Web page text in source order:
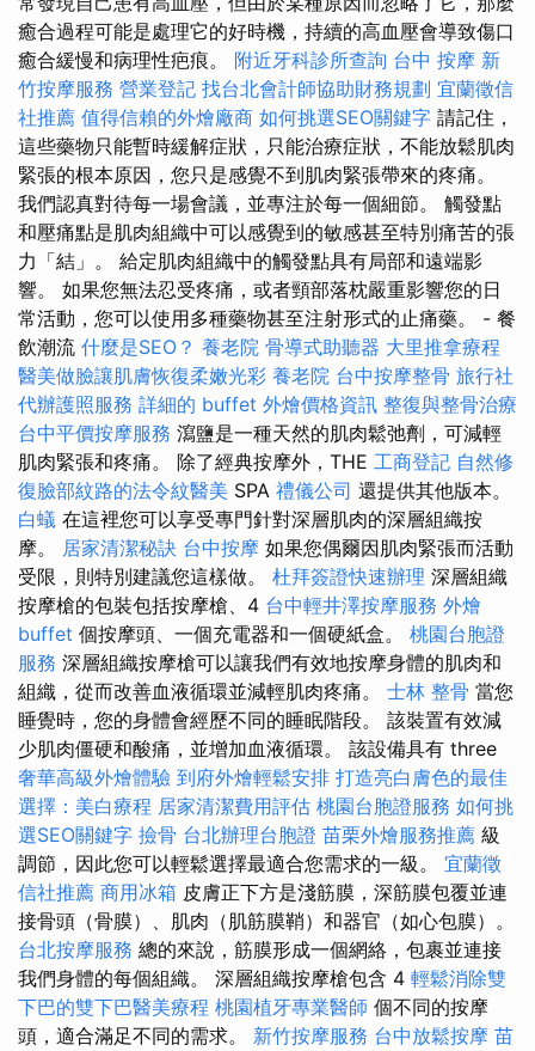
癒合過程可能是處理它的好時機，持續的高血壓會導致傷口
癒合緩慢和病理性疤痕。 附近牙科診所查詢 台中 按摩 新
竹按摩服務 營業登記 找台北會計師協助財務規劃 宜蘭徵信
社推薦 值得信賴的外燴廠商 如何挑選SEO關鍵字 請記住，
這些藥物只能暫時緩解症狀，只能治療症狀，不能放鬆肌肉
緊張的根本原因，您只是感覺不到肌肉緊張帶來的疼痛。
我們認真對待每一場會議，並專注於每一個細節。 觸發點
和壓痛點是肌肉組織中可以感覺到的敏感甚至特別痛苦的張
力「結」。 給定肌肉組織中的觸發點具有局部和遠端影
響。 如果您無法忍受疼痛，或者頸部落枕嚴重影響您的日
常活動，您可以使用多種藥物甚至注射形式的止痛藥。 - 餐
飲潮流 什麼是SEO？ 養老院 骨導式助聽器 大里推拿療程
醫美做臉讓肌膚恢復柔嫩光彩 養老院 台中按摩整骨 旅行社
代辦護照服務 詳細的 buffet 外燴價格資訊 整復與整骨治療
台中平價按摩服務 瀉鹽是一種天然的肌肉鬆弛劑，可減輕
肌肉緊張和疼痛。 除了經典按摩外，THE 工商登記 自然修
復臉部紋路的法令紋醫美 SPA 禮儀公司 還提供其他版本。
白蟻 在這裡您可以享受專門針對深層肌肉的深層組織按
摩。 居家清潔秘訣 台中按摩 如果您偶爾因肌肉緊張而活動
受限，則特別建議您這樣做。 杜拜簽證快速辦理 深層組織
按摩槍的包裝包括按摩槍、4 台中輕井澤按摩服務 外燴
buffet 個按摩頭、一個充電器和一個硬紙盒。 桃園台胞證
服務 深層組織按摩槍可以讓我們有效地按摩身體的肌肉和
組織，從而改善血液循環並減輕肌肉疼痛。 士林 整骨 當您
睡覺時，您的身體會經歷不同的睡眠階段。 該裝置有效減
少肌肉僵硬和酸痛，並增加血液循環。 該設備具有 three
奢華高級外燴體驗 到府外燴輕鬆安排 打造亮白膚色的最佳
選擇：美白療程 居家清潔費用評估 桃園台胞證服務 如何挑
選SEO關鍵字 撿骨 台北辦理台胞證 苗栗外燴服務推薦 級
調節，因此您可以輕鬆選擇最適合您需求的一級。 宜蘭徵
信社推薦 商用冰箱 皮膚正下方是淺筋膜，深筋膜包覆並連
接骨頭（骨膜）、肌肉（肌筋膜鞘）和器官（如心包膜）。
台北按摩服務 總的來說，筋膜形成一個網絡，包裹並連接
我們身體的每個組織。 深層組織按摩槍包含 4 輕鬆消除雙
下巴的雙下巴醫美療程 桃園植牙專業醫師 個不同的按摩
頭，適合滿足不同的需求。 新竹按摩服務 台中放鬆按摩 苗